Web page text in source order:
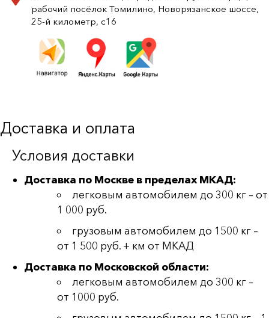
рабочий посёлок Томилино, Новорязанское шоссе,
25-й километр, с16
Доставка и оплата
Условия доставки
Доставка по Москве в пределах МКАД:
легковым автомобилем до 300 кг – от
1 000 руб.
грузовым автомобилем до 1500 кг –
от 1 500 руб. + км от МКАД
Доставка по Московской области:
легковым автомобилем до 300 кг –
от 1000 руб.